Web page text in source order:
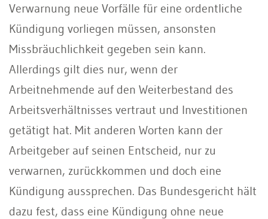
Verwarnung neue Vorfälle für eine ordentliche
Kündigung vorliegen müssen, ansonsten
Missbräuchlichkeit gegeben sein kann.
Allerdings gilt dies nur, wenn der
Arbeitnehmende auf den Weiterbestand des
Arbeitsverhältnisses vertraut und Investitionen
getätigt hat. Mit anderen Worten kann der
Arbeitgeber auf seinen Entscheid, nur zu
verwarnen, zurückkommen und doch eine
Kündigung aussprechen. Das Bundesgericht hält
dazu fest, dass eine Kündigung ohne neue